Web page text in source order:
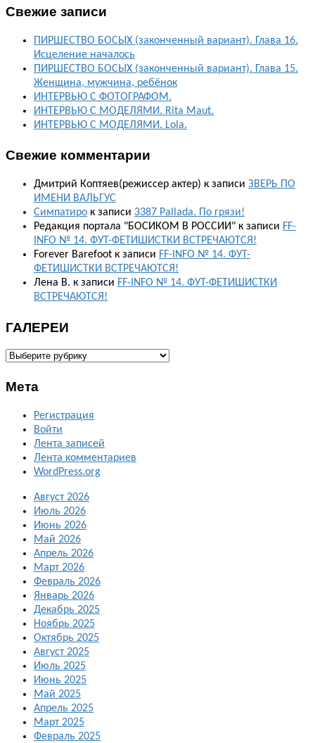
Свежие записи
ПИРШЕСТВО БОСЫХ (законченный вариант). Глава 16.
Исцеление началось
ПИРШЕСТВО БОСЫХ (законченный вариант). Глава 15.
Женщина, мужчина, ребёнок
ИНТЕРВЬЮ С ФОТОГРАФОМ.
ИНТЕРВЬЮ С МОДЕЛЯМИ. Rita Maut.
ИНТЕРВЬЮ С МОДЕЛЯМИ. Lola.
Свежие комментарии
Дмитрий Коптяев(режиссер актер) к записи ЗВЕРЬ ПО
ИМЕНИ ВАЛЬГУС
Симпатиро к записи 3387 Pallada. По грязи!
Редакция портала "БОСИКОМ В РОССИИ" к записи FF-
INFO № 14. ФУТ-ФЕТИШИСТКИ ВСТРЕЧАЮТСЯ!
Forever Barefoot к записи FF-INFO № 14. ФУТ-
ФЕТИШИСТКИ ВСТРЕЧАЮТСЯ!
Лена В. к записи FF-INFO № 14. ФУТ-ФЕТИШИСТКИ
ВСТРЕЧАЮТСЯ!
ГАЛЕРЕИ
ГАЛЕРЕИ
Мета
Регистрация
Войти
Лента записей
Лента комментариев
WordPress.org
Август 2026
Июль 2026
Июнь 2026
Май 2026
Апрель 2026
Март 2026
Февраль 2026
Январь 2026
Декабрь 2025
Ноябрь 2025
Октябрь 2025
Август 2025
Июль 2025
Июнь 2025
Май 2025
Апрель 2025
Март 2025
Февраль 2025